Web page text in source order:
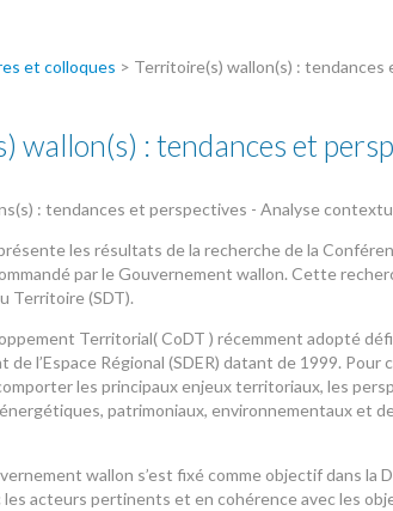
et colloques > Territoire(s) wallon(s) : tendances
wallon(s) : tendances et
: tendances et perspectives - Analyse
les résultats de la recherche de la
par le Gouvernement wallon. Cette
Territoire (SDT).
Territorial( CoDT ) récemment adopté
de l’Espace Régional (SDER) datant de 1999.
les principaux enjeux territoriaux, les
patrimoniaux, environnementaux et
wallon s’est fixé comme objectif dans la
acteurs pertinents et en cohérence avec les